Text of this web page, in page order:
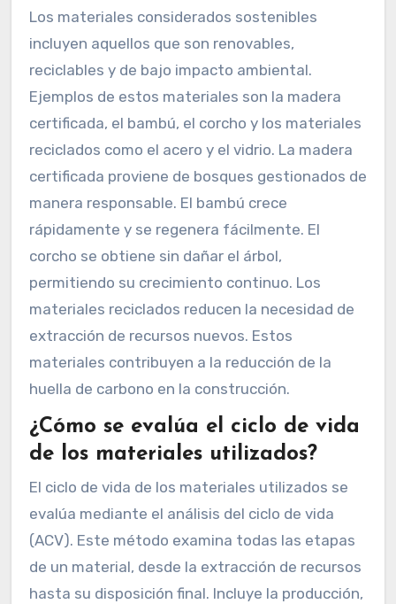
Los materiales considerados sostenibles
incluyen aquellos que son renovables,
reciclables y de bajo impacto ambiental.
Ejemplos de estos materiales son la madera
certificada, el bambú, el corcho y los materiales
reciclados como el acero y el vidrio. La madera
certificada proviene de bosques gestionados de
manera responsable. El bambú crece
rápidamente y se regenera fácilmente. El
corcho se obtiene sin dañar el árbol,
permitiendo su crecimiento continuo. Los
materiales reciclados reducen la necesidad de
extracción de recursos nuevos. Estos
materiales contribuyen a la reducción de la
huella de carbono en la construcción.
¿Cómo se evalúa el ciclo de vida
de los materiales utilizados?
El ciclo de vida de los materiales utilizados se
evalúa mediante el análisis del ciclo de vida
(ACV). Este método examina todas las etapas
de un material, desde la extracción de recursos
hasta su disposición final. Incluye la producción,